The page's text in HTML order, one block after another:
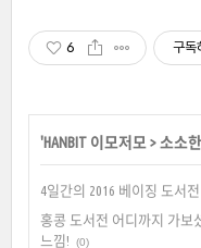
6 구독
'HANBIT 이모저모 > 소소
4일간의 2016 베이징 도서
홍콩 도서전 어디까지 가보
느낌!
(0)